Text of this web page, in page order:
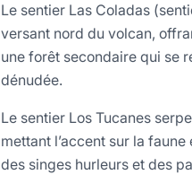
Le sentier Las Coladas
versant nord du volcan,
une forêt secondaire qui se
dénudée.
Le sentier Los Tucanes
mettant l’accent sur la
des singes hurleurs et des